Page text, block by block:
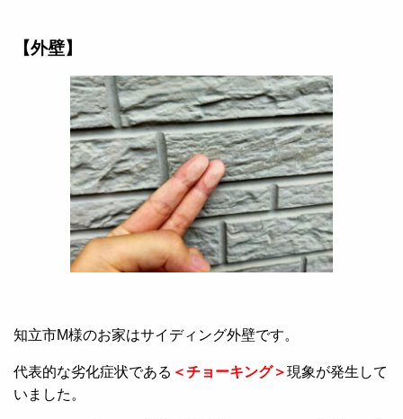
【外壁】
知立市M様のお家はサイディング外壁です。
代表的な劣化症状である ＜チョーキング＞現象が発生して
いました。